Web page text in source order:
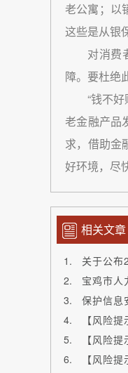
老公寓；以
这些是从银
对消费
障。要杜绝
“钱不
老金融产品
求，借助金
好环境，尽
相关文章
关于公布
保护信息
【风险
【风险
【风险